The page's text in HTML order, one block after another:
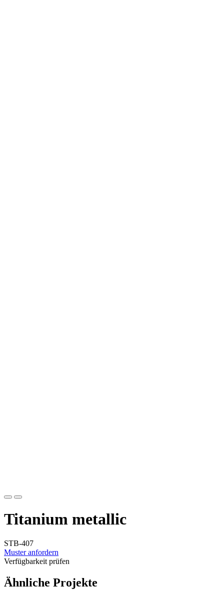
Titanium metallic
STB-407
Muster anfordern
Verfügbarkeit prüfen
Ähnliche Projekte